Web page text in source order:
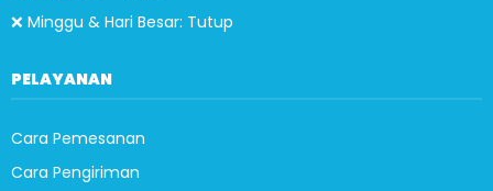
❌ Minggu & Hari Besar: Tutup
PELAYANAN
Cara Pemesanan
Cara Pengiriman